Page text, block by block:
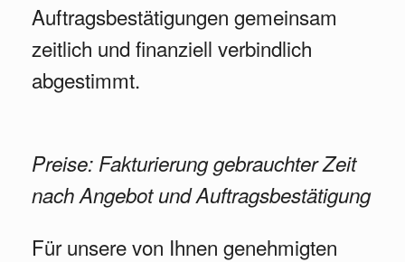
Auftragsbestätigungen gemeinsam
zeitlich und finanziell verbindlich
abgestimmt.
Preise: Fakturierung gebrauchter Zeit
nach Angebot und Auftragsbestätigung
Für unsere von Ihnen genehmigten